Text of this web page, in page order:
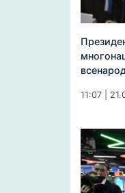
11:07 |